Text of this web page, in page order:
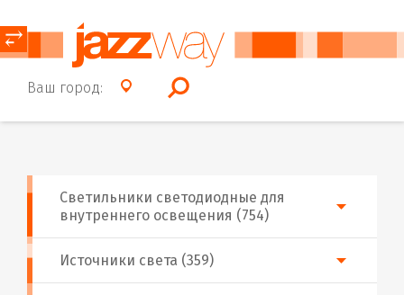
Ваш город:
⥂
Источники света (359)
Светильники светодиодные для
внутреннего освещения (754)